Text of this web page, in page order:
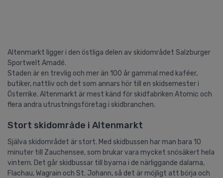
Altenmarkt ligger i den östliga delen av skidområdet Salzburger
Sportwelt Amadé.
Staden är en trevlig och mer än 100 år gammal med kaféer,
butiker, nattliv och det som annars hör till en skidsemester i
Österrike. Altenmarkt är mest känd för skidfabriken Atomic och
flera andra utrustningsföretag i skidbranchen.
Stort skidområde i Altenmarkt
Själva skidområdet är stort. Med skidbussen har man bara 10
minuter till Zauchensee, som brukar vara mycket snösäkert hela
vintern. Det går skidbussar till byarna i de närliggande dalarna,
Flachau, Wagrain och St. Johann, så det är möjligt att börja och